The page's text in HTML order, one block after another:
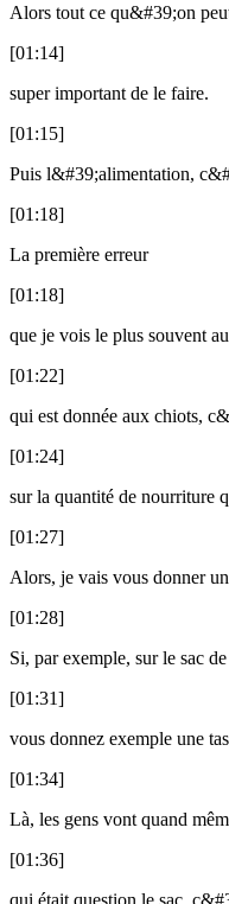
Alors tout ce qu&#39;on
[01:14]
super important de le faire.
[01:15]
Puis l&#39;alimentation,
[01:18]
La première erreur
[01:18]
que je vois le plus souvent
[01:22]
qui est donnée aux chiots,
[01:24]
sur la quantité de nourriture
[01:27]
Alors, je vais vous donner
[01:28]
Si, par exemple, sur le sac
[01:31]
vous donnez exemple une
[01:34]
Là, les gens vont quand
[01:36]
qui était question le sac,